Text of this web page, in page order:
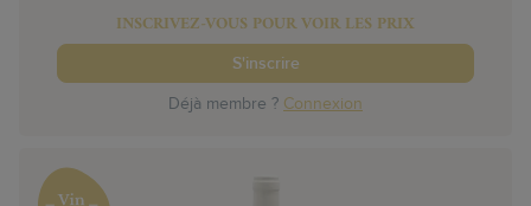
INSCRIVEZ-VOUS POUR VOIR LES PRIX
S'inscrire
Déjà membre ? Connexion